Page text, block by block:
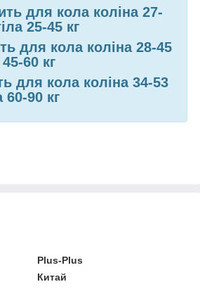
для кола коліна 27-
25-45 кг
для кола коліна 28-45
60 кг
для кола коліна 34-53
60-90 кг
Plus-Plus
Китай